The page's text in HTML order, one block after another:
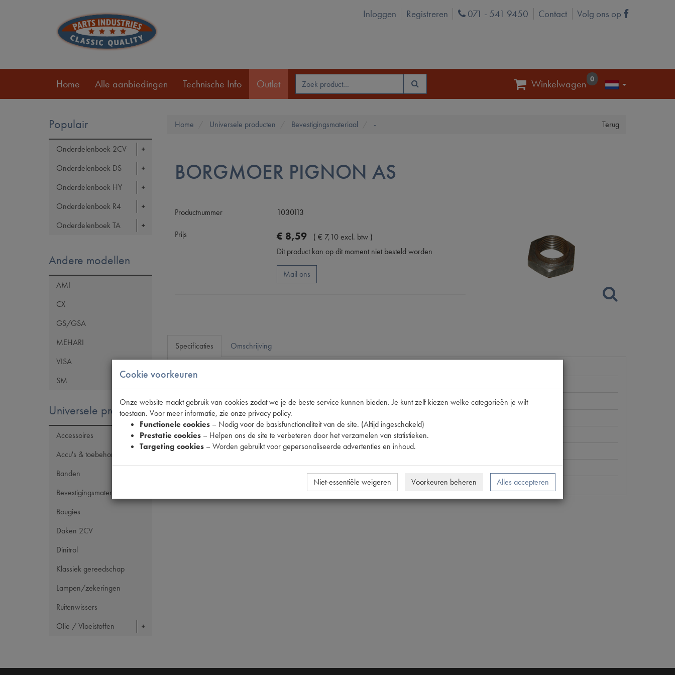
Inloggen Registreren Phone
071 - 541 9450 Contact Volg ons op
Home Alle aanbiedingen Technische Info Outlet Winkelwagen 0
Populair
Onderdelenboek 2CV
Onderdelenboek DS
Onderdelenboek HY
Onderdelenboek R4
Onderdelenboek TA
Andere modellen
AMI
CX
GS/GSA
MEHARI
VISA
SM
Universele producten
Accessoires
Accu's & toebehoren
Banden
Bevestigingsmateriaal
Bougies
Daken 2CV
Dinitrol
Klassiek gereedschap
Lampen/zekeringen
Ruitenwissers
Olie / Vloeistoffen
Terug
Home Universele producten Bevestigingsmateriaal -
BORGMOER PIGNON AS
Productnummer 1030113
Prijs € 8,59 (€ 7,10excl. btw )
Dit product kan op dit moment niet besteld worden
Mail ons
Specificaties Omschrijving
Model Citroën
2CV
Tecdoc brandnummer
OE Citroën
A3445A
Codes
005-380 | 15280 | CTO15280
Maten
[PW 1]
Cookie voorkeuren
Onze website maakt gebruik van cookies zodat we je de beste service kunnen bieden. Je kunt zelf kiezen welke categorieën je wilt
toestaan. Voor meer informatie, zie onze privacy policy.
Functionele cookies – Nodig voor de basisfunctionaliteit van de site. (Altijd ingeschakeld)
Prestatie cookies – Helpen ons de site te verbeteren door het verzamelen van statistieken.
Targeting cookies – Worden gebruikt voor gepersonaliseerde advertenties en inhoud.
Niet-essentiële weigeren Voorkeuren beheren Alles accepteren